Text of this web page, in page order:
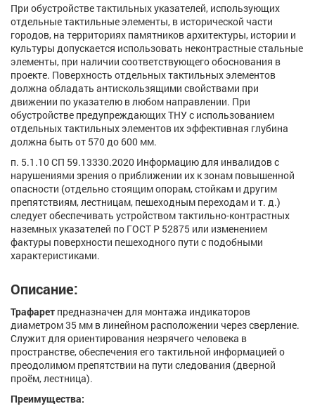
При обустройстве тактильных указателей, использующих
отдельные тактильные элементы, в исторической части
городов, на территориях памятников архитектуры, истории и
культуры допускается использовать неконтрастные стальные
элементы, при наличии соответствующего обоснования в
проекте. Поверхность отдельных тактильных элементов
должна обладать антискользящими свойствами при
движении по указателю в любом направлении. При
обустройстве предупреждающих ТНУ с использованием
отдельных тактильных элементов их эффективная глубина
должна быть от 570 до 600 мм.
п. 5.1.10 СП 59.13330.2020 Информацию для инвалидов с
нарушениями зрения о приближении их к зонам повышенной
опасности (отдельно стоящим опорам, стойкам и другим
препятствиям, лестницам, пешеходным переходам и т. д.)
следует обеспечивать устройством тактильно-контрастных
наземных указателей по ГОСТ Р 52875 или изменением
фактуры поверхности пешеходного пути с подобными
характеристиками.
Описание:
Трафарет предназначен для монтажа индикаторов
диаметром 35 мм в линейном расположении через сверление.
Служит для ориентирования незрячего человека в
пространстве, обеспечения его тактильной информацией о
преодолимом препятствии на пути следования (дверной
проём, лестница).
Преимущества: